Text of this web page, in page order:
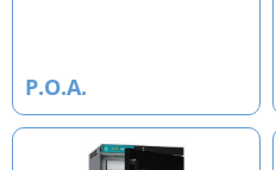
P.O.A.